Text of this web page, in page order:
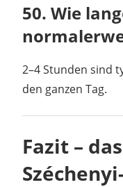
50. Wie
2–4 Stunden sind
den ganzen Tag.
Fazit –